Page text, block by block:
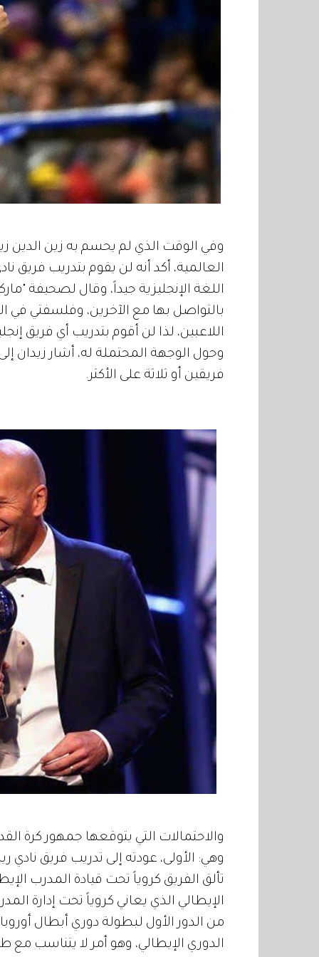
وفي الوقت الذي لم يحسم به زين الدين
العالمية، أكد أنه لن يقوم بتدريب فريق
اللغة الإنجليزية جيداً، وقال لصحيفة
بالتواصل بها مع الآخرين، وفلسفتي في
اللاعبين، لذا لن أقوم بتدريب أي فريق
وحول الوجهة المحتملة له، أشار زيدان
فريقين أو ثلاثة على الأكثر.
وهي: الأولى، عودته إلى تدريب فريق نادي
تألق الفريق كروياً تحت قيادة المدرب
الإيطالي الذي يعاني كروياً تحت إدارة
الدوري الإيطالي، وهو أمر لا يتناسب